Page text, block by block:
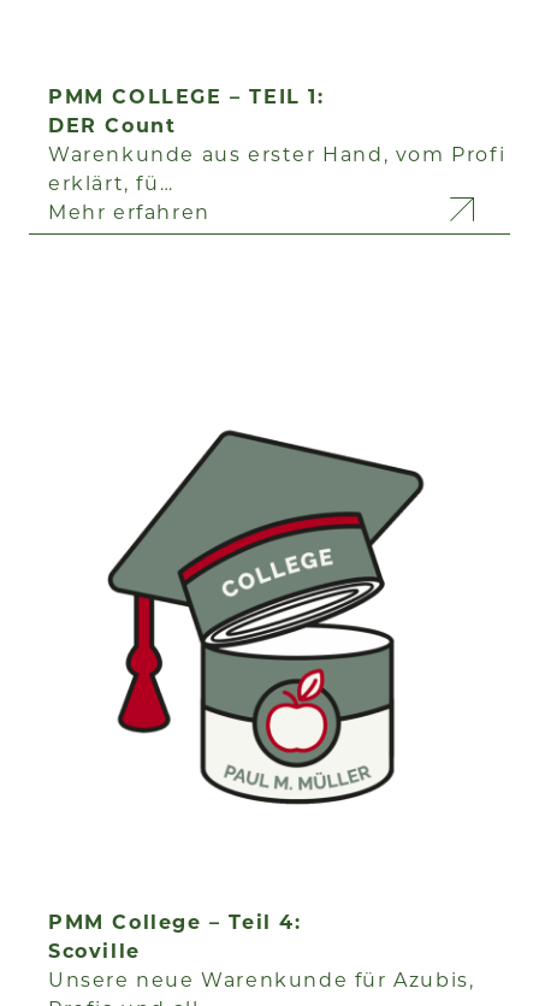
PMM COLLEGE – TEIL 1:
DER Count
Warenkunde aus erster Hand, vom Profi
erklärt, fü…
Mehr erfahren
PMM College – Teil 4:
Scoville
Unsere neue Warenkunde für Azubis,